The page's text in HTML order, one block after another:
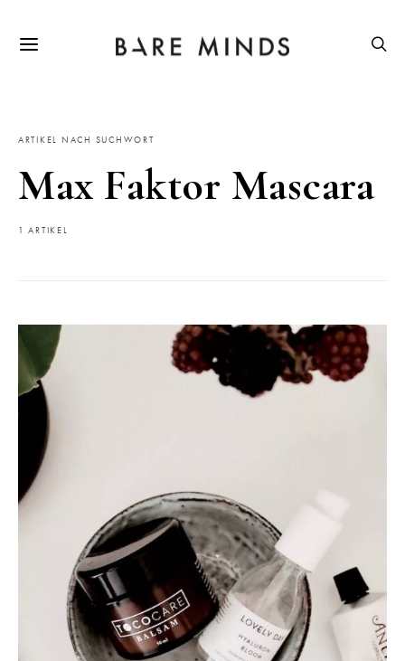
ARTIKEL NACH SUCHWORT
Max Faktor Mascara
1 ARTIKEL